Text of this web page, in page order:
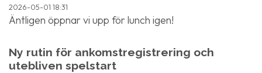
2026-05-01 18:31
Äntligen öppnar vi upp för lunch igen!
Ny rutin för ankomstregistrering och
utebliven spelstart